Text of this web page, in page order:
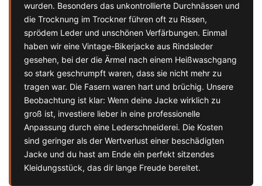
wurden. Besonders das unkontrollierte Durchnässen und
die Trocknung im Trockner führen oft zu Rissen,
sprödem Leder und unschönen Verfärbungen. Einmal
haben wir eine Vintage-Bikerjacke aus Rindsleder
gesehen, bei der die Ärmel nach einem Heißwaschgang
so stark geschrumpft waren, dass sie nicht mehr zu
tragen war. Die Fasern waren hart und brüchig. Unsere
Beobachtung ist klar: Wenn deine Jacke wirklich zu
groß ist, investiere lieber in eine professionelle
Anpassung durch eine Lederschneiderei. Die Kosten
sind geringer als der Wertverlust einer beschädigten
Jacke und du hast am Ende ein perfekt sitzendes
Kleidungsstück, das dir lange Freude bereitet.